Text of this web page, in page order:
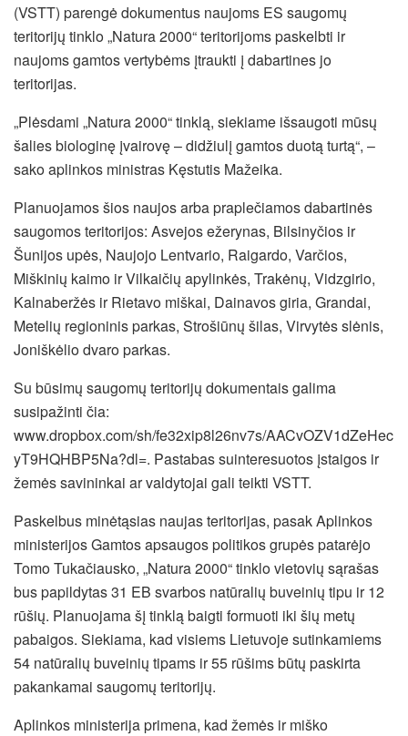
(VSTT) parengė dokumentus naujoms ES saugomų
teritorijų tinklo „Natura 2000“ teritorijoms paskelbti ir
naujoms gamtos vertybėms įtraukti į dabartines jo
teritorijas.
„Plėsdami „Natura 2000“ tinklą, siekiame išsaugoti mūsų
šalies biologinę įvairovę – didžiulį gamtos duotą turtą“, –
sako aplinkos ministras Kęstutis Mažeika.
Planuojamos šios naujos arba praplečiamos dabartinės
saugomos teritorijos: Asvejos ežerynas, Bilsinyčios ir
Šunijos upės, Naujojo Lentvario, Raigardo, Varčios,
Miškinių kaimo ir Vilkaičių apylinkės, Trakėnų, Vidzgirio,
Kalnaberžės ir Rietavo miškai, Dainavos giria, Grandai,
Metelių regioninis parkas, Strošiūnų šilas, Virvytės slėnis,
Joniškėlio dvaro parkas.
Su būsimų saugomų teritorijų dokumentais galima
susipažinti čia:
www.dropbox.com/sh/fe32xip8l26nv7s/AACvOZV1dZeHec
yT9HQHBP5Na?dl=. Pastabas suinteresuotos įstaigos ir
žemės savininkai ar valdytojai gali teikti VSTT.
Paskelbus minėtąsias naujas teritorijas, pasak Aplinkos
ministerijos Gamtos apsaugos politikos grupės patarėjo
Tomo Tukačiausko, „Natura 2000“ tinklo vietovių sąrašas
bus papildytas 31 EB svarbos natūralių buveinių tipu ir 12
rūšių. Planuojama šį tinklą baigti formuoti iki šių metų
pabaigos. Siekiama, kad visiems Lietuvoje sutinkamiems
54 natūralių buveinių tipams ir 55 rūšims būtų paskirta
pakankamai saugomų teritorijų.
Aplinkos ministerija primena, kad žemės ir miško